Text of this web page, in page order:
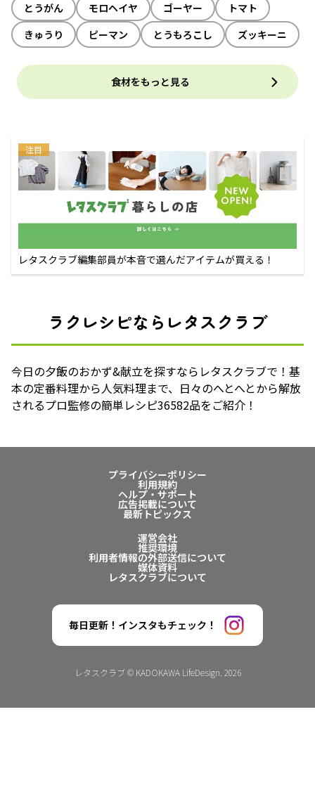
とうがん モロヘイヤ ゴーヤー
トマト
きゅうり
ピーマン とうもろこし ズッキーニ
食材をもっと見る
注目
レタスクラブ編集部員が本音で選んだアイテムが買える！
ラクレシピならレタスクラブ
今日の夕飯のおかず&献立を探すならレタスクラブで！基
本の定番料理から人気料理まで、日々のへとへとから解放
されるプロ監修の簡単レシピ36582品をご紹介！
プライバシーポリシー
利用規約
ヘルプ・サポート
広告掲載について
最新トピックス
運営会社
推奨環境
利用者情報の外部送信について
媒体資料
レタスクラブについて
毎日更新！インスタもチェック！
レタスクラブ © KADOKAWA LifeDesign. 2026